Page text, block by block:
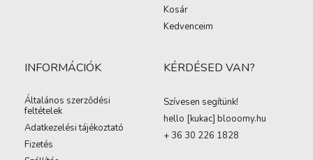
Kosár
Kedvenceim
INFORMÁCIÓK
Általános szerződési
feltételek
Adatkezelési tájékoztató
Fizetés
KÉRDÉSED VAN?
Szívesen segítünk!
hello [kukac] blooomy.hu
+ 36 30 226 1828